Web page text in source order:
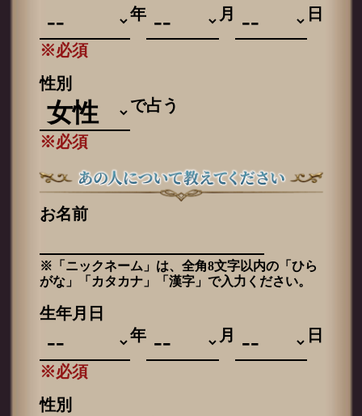
年
月 日
※必須
性別
で占う
※必須
お名前
※「ニックネーム」は、全角8文字以内の「ひら
がな」「カタカナ」「漢字」で入力ください。
生年月日
年
月 日
※必須
性別